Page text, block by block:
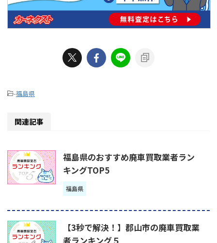
-福島県
関連記事
福島県のおすすめ廃車買取業者ラン
キングTOP5
福島県
【3秒で解決！】郡山市の廃車買取業
者ランキング５